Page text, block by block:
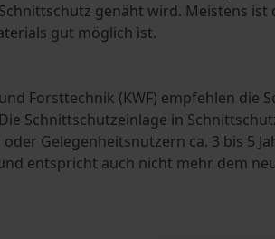
genäht wird. Meistens
gut möglich ist.
Forsttechnik (KWF) empfehlen die
Schnittschutzeinlage in
Gelegenheitsnutzern ca. 3 bis 5
entspricht auch nicht mehr dem